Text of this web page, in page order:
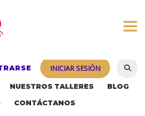
INICIAR SESIÓN
NUESTROS TALLERES
BLOG
CONTÁCTANOS